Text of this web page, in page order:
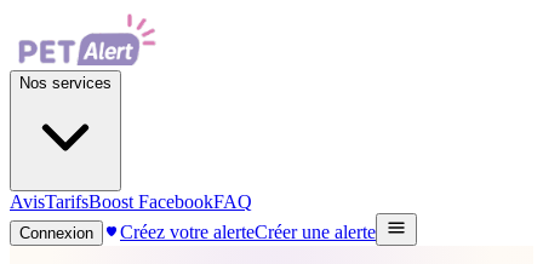
Nos services
AvisTarifsBoost FacebookFAQ
Connexion Créez votre alerteCréer une alerte